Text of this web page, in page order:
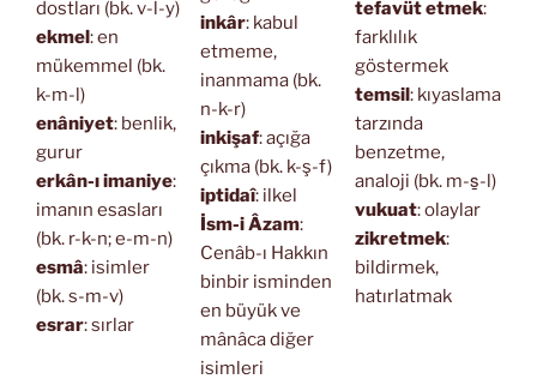
dostları (bk. v-l-y)
ekmel: en
mükemmel (bk.
k-m-l)
enâniyet: benlik,
gurur
erkân-ı imaniye:
imanın esasları
(bk. r-k-n; e-m-n)
esmâ: isimler
(bk. s-m-v)
esrar: sırlar
inkâr: kabul
etmeme,
inanmama (bk.
n-k-r)
inkişaf: açığa
çıkma (bk. k-ş-f)
iptidaî: ilkel
İsm-i Âzam:
Cenâb-ı Hakkın
binbir isminden
en büyük ve
mânâca diğer
isimleri
tefavüt etmek:
farklılık
göstermek
temsil: kıyaslama
tarzında
benzetme,
analoji (bk. m-s̱-l)
vukuat: olaylar
zikretmek:
bildirmek,
hatırlatmak